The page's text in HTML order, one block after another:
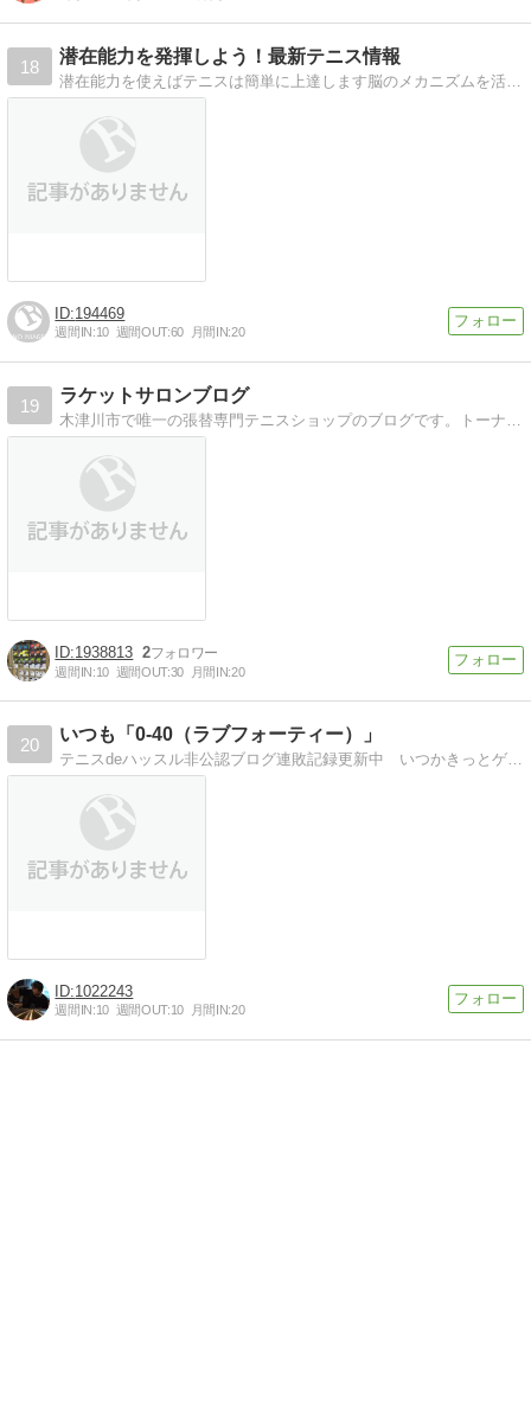
18
潜在能力を発揮しよう！最新テニス情報
潜在能力を使えばテニスは簡単に上達します脳のメカニズムを活用すると潜在能力を発揮します！上達の鍵はα波です^^
194469
週間IN:10 週間OUT:60 月間IN:20
19
ラケットサロンブログ
1938813 2
週間IN:10 週間OUT:30 月間IN:20
20
いつも「0-40（ラブフォーティー）」
テニスdeハッスル非公認ブログ連敗記録更新中 いつかきっとゲットできるはずの１勝めざして 今日もコートへ
1022243
週間IN:10 週間OUT:10 月間IN:20